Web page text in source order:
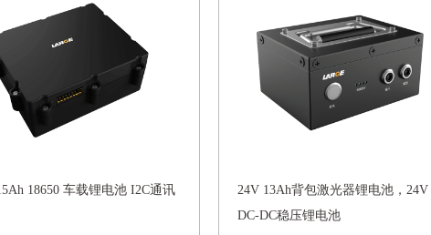
18650 车载锂电池 I2C通讯
24V 13Ah背包激光器锂电池，24V
DC-DC稳压锂电池